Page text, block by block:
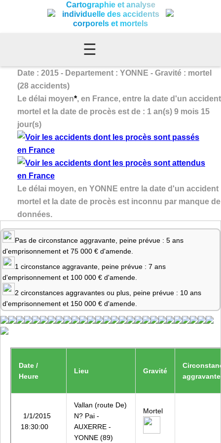
Cartographie et analyse
individuelle des accidents
corporels et mortels
☰
Date : 2015 - Departement : YONNE - Gravité : mortel
(28 accidents)
Le délai moyen*, en France, entre la date d'un accident
mortel et la date de procès est de : 1 an(s) 9 mois 15
jour(s)
Le délai moyen, en YONNE entre la date d'un accident
mortel et la date de procès est inconnu par manque de
données.
Pas de circonstance aggravante, peine prévue : 5 ans
d'emprisonnement et 75 000 € d'amende.
1 circonstance aggravante, peine prévue : 7 ans
d'emprisonnement et 100 000 € d'amende.
2 circonstances aggravantes ou plus, peine prévue : 10 ans
d'emprisonnement et 150 000 € d'amende.
Date /
Heure
Lieu Gravité
1/1/2015
18:30:00
Vallan (route De)
N? Pai -
AUXERRE -
YONNE (89)
Mortel